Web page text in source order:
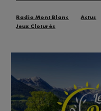
Radio Mont Blanc Actus
Jeux Cloturés